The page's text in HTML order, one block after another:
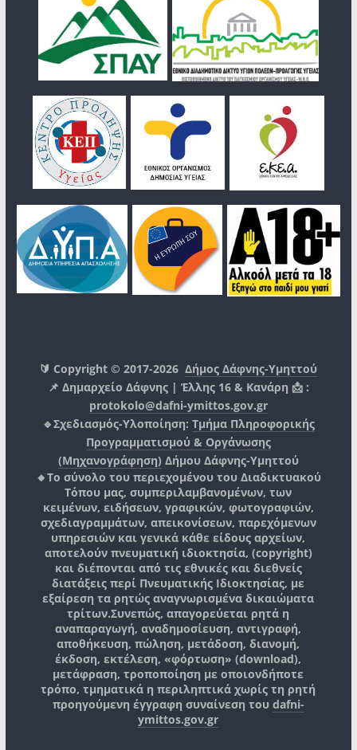
🔰 Copyright © 2017-2026Δήμος Δάφνης-Υμηττού
📌 Δημαρχείο Δάφνης | Έλλης 16 & Κανάρη 📩 :
protokolo@dafni-ymittos.gov.gr
🔹Σχεδιασμός-Υλοποίηση: Τμήμα Πληροφορικής
Προγραμματισμού & Οργάνωσης
(Μηχανογράφηση) Δήμου Δάφνης-Υμηττού
🔸Το σύνολο του περιεχομένου του Διαδικτυακού
Τόπου μας, συμπεριλαμβανομένων, των
κειμένων, ειδήσεων, γραφικών, φωτογραφιών,
σχεδιαγραμμάτων, απεικονίσεων, παρεχόμενων
υπηρεσιών και γενικά κάθε είδους αρχείων,
αποτελούν πνευματική ιδιοκτησία, (copyright)
και διέπονται από τις εθνικές και διεθνείς
διατάξεις περί Πνευματικής Ιδιοκτησίας, με
εξαίρεση τα ρητώς αναγνωρισμένα δικαιώματα
τρίτων.Συνεπώς, απαγορεύεται ρητά η
αναπαραγωγή, αναδημοσίευση, αντιγραφή,
αποθήκευση, πώληση, μετάδοση, διανομή,
έκδοση, εκτέλεση, «φόρτωση» (download),
μετάφραση, τροποποίηση με οποιονδήποτε
τρόπο, τμηματικά η περιληπτικά χωρίς τη ρητή
προηγούμενη έγγραφη συναίνεση του dafni-
ymittos.gov.gr